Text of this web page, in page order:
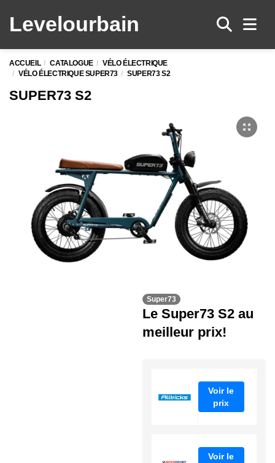
Levelourbain
ACCUEIL CATALOGUE
VÉLO ÉLECTRIQUE
VÉLO ÉLECTRIQUE SUPER73
SUPER73 S2
SUPER73 S2
Super73
Le Super73 S2 au
meilleur prix!
Voir le
prix
Voir le